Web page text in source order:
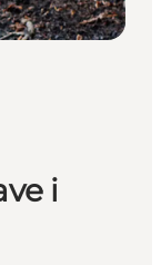
i